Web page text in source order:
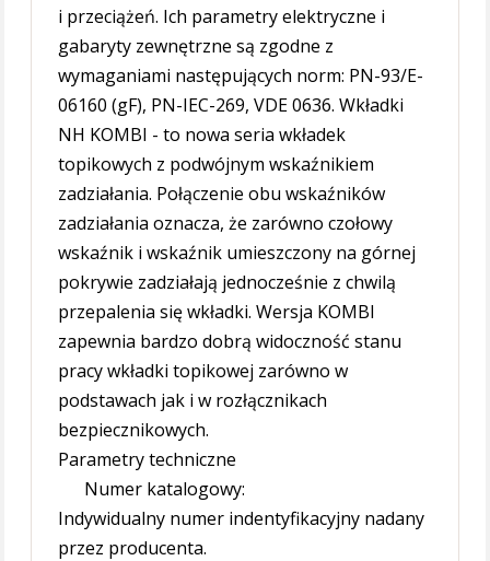
i przeciążeń. Ich parametry elektryczne i
gabaryty zewnętrzne są zgodne z
wymaganiami następujących norm: PN-93/E-
06160 (gF), PN-IEC-269, VDE 0636. Wkładki
NH KOMBI - to nowa seria wkładek
topikowych z podwójnym wskaźnikiem
zadziałania. Połączenie obu wskaźników
zadziałania oznacza, że zarówno czołowy
wskaźnik i wskaźnik umieszczony na górnej
pokrywie zadziałają jednocześnie z chwilą
przepalenia się wkładki. Wersja KOMBI
zapewnia bardzo dobrą widoczność stanu
pracy wkładki topikowej zarówno w
podstawach jak i w rozłącznikach
bezpiecznikowych.
Parametry techniczne
Numer katalogowy:
Indywidualny numer indentyfikacyjny nadany
przez producenta.